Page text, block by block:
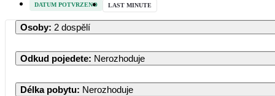
DATUM POTVRZENO LAST MINUTE
Osoby: 2 dospělí
Odkud pojedete: Nerozhoduje
Délka pobytu: Nerozhoduje